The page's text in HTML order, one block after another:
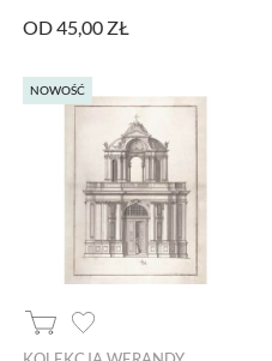
OD 45,00 ZŁ
NOWOŚĆ